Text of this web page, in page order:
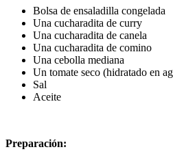
Bolsa de ensaladilla congelada
Una cucharadita de curry
Una cucharadita de canela
Una cucharadita de comino
Una cebolla mediana
Un tomate seco (hidratado en
Sal
Aceite
Preparación: